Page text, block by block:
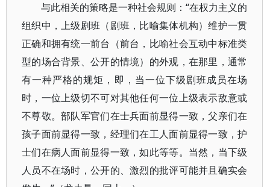
与此相关的策略是一种社会规则：“在权力主义的
组织中，上级剧班（剧班，比喻集体机构）维护一贯
正确和拥有统一前台（前台，比喻社会互动中标准类
型的场合背景、公开的情境）的外观，在那里，通常
有一种严格的规矩，即，当一位下级剧班成员在场
时，一位上级切不可对其他任何一位上级表示敌意或
不尊敬。部队军官们在士兵面前显得一致，父亲们在
孩子面前显得一致，经理们在工人面前显得一致，护
士们在病人面前显得一致，如此等等。当然，当下级
人员不在场时，公开的、激烈的批评可能并且确实会